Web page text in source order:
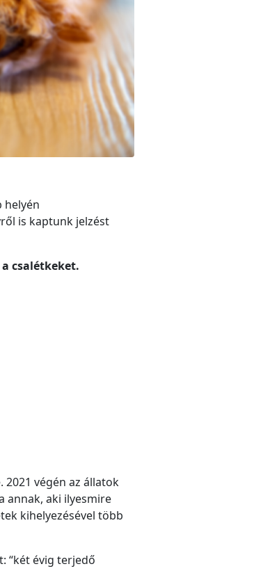
helyén
is kaptunk jelzést
csalétkeket.
végén az állatok
annak, aki ilyesmire
kihelyezésével több
“két évig terjedő